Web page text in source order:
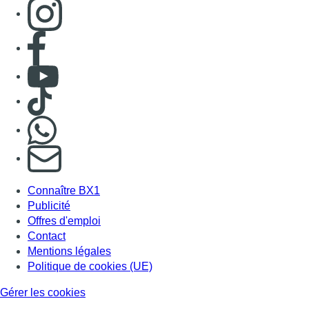
Consulter page Instagram
Consulter page Facebook
Consulter Youtube
Consulter TikTok
S'abonner à notre newsletter
Connaître BX1
Publicité
Offres d'emploi
Contact
Mentions légales
Politique de cookies (UE)
Gérer les cookies